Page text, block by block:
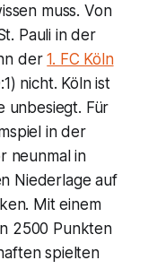
muss. Von
Pauli in der
der1. FC Köln
nicht. Köln ist
unbesiegt. Für
in der
neunmal in
Niederlage auf
Mit einem
2500 Punkten
spielten